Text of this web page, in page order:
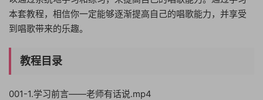
本套教程，相信你一定能够逐渐提高自己的唱歌能力，并享受
到唱歌带来的乐趣。
教程目录
001-1.学习前言——老师有话说.mp4